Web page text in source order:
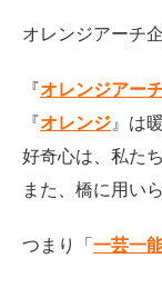
オレンジアーチ
『オレンジアー
『オレンジ 』は
好奇心は、私た
また、橋に用い
つまり「 一芸一